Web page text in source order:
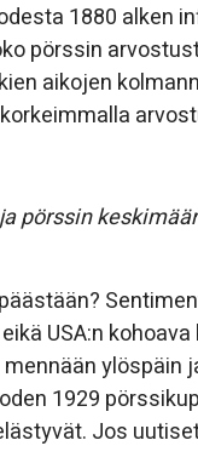
1880 alken
pörssin
aikojen
pörssin
USA:n
ylöspäin
1929
Jos